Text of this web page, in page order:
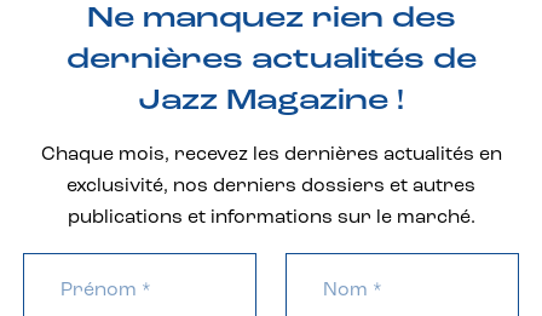
Ne manquez rien des
dernières actualités de
Jazz Magazine !
Chaque mois, recevez les dernières actualités en
exclusivité, nos derniers dossiers et autres
publications et informations sur le marché.